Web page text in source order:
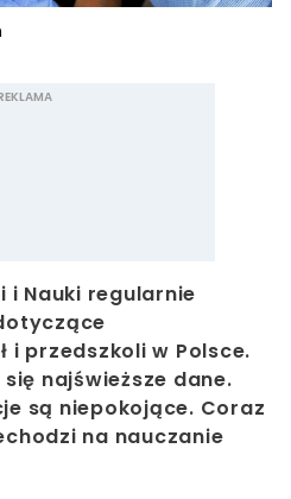
i Nauki regularnie
i przedszkoli w Polsce.
najświeższe dane.
są niepokojące. Coraz
na nauczanie